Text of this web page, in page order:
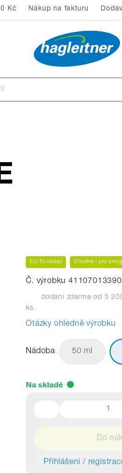
Kč Nákup na fakturu
EU Ecolabel Vhodné i pro
Č. výrobku
dodání zdarma od 5
ks.
Otázky ohledně výrobku
Nádoba 50 ml
Na skladě
Do
Přihlášení /